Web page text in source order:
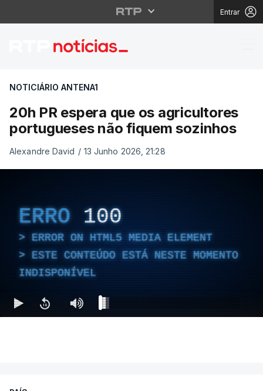
Entrar
20h PR espera que
NOTICIÁRIO ANTENA1
20h PR espera que os agricultores
portugueses não fiquem sozinhos
Alexandre David / 13 Junho 2026, 21:28
ERRO 100
ERROR ON HTML5 MEDIA ELEMENT
ESTE CONTEÚDO ESTÁ NESTE MOMENTO
INDISPONÍVEL